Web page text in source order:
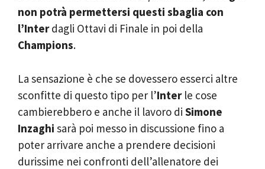
non potrà permettersi questi sbaglia con
l’Interdagli Ottavi di Finale in poi della
Champions.
La sensazione è che se dovessero esserci altre
sconfitte di questo tipo per l’Interle cose
cambierebbero e anche il lavoro di Simone
Inzaghi sarà poi messo in discussione fino a
poter arrivare anche a prendere decisioni
durissime nei confronti dell’allenatore dei